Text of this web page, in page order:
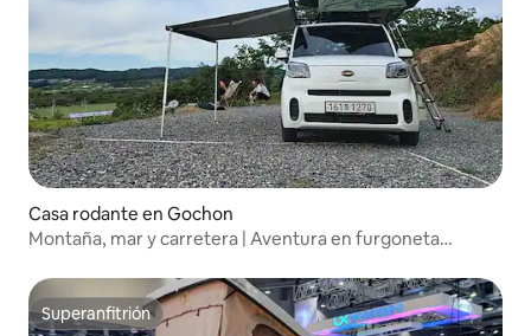
Casa rodante en Gochon
Montaña, mar y carretera | Aventura en furgoneta
Superanfitrión
Superanfitrión